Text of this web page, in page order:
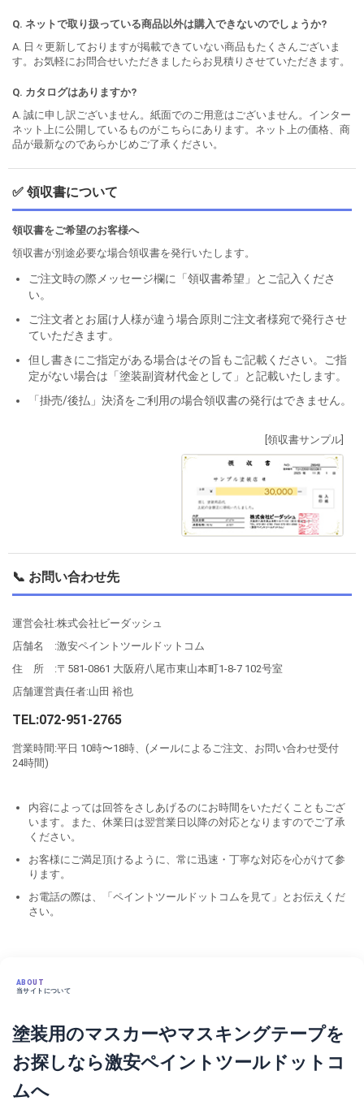
Q. ネットで取り扱っている商品以外は購入できないのでしょうか?
A. 日々更新しておりますが掲載できていない商品もたくさんございま
す。お気軽にお問合せいただきましたらお見積りさせていただきます。
Q. カタログはありますか?
A. 誠に申し訳ございません。紙面でのご用意はございません。インター
ネット上に公開しているものがこちらにあります。ネット上の価格、商
品が最新なのであらかじめご了承ください。
✅ 領収書について
領収書をご希望のお客様へ
領収書が別途必要な場合領収書を発行いたします。
ご注文時の際メッセージ欄に「領収書希望」とご記入くださ
い。
ご注文者とお届け人様が違う場合原則ご注文者様宛で発行させ
ていただきます。
但し書きにご指定がある場合はその旨もご記載ください。ご指
定がない場合は「塗装副資材代金として」と記載いたします。
「掛売/後払」決済をご利用の場合領収書の発行はできません。
[領収書サンプル]
📞 お問い合わせ先
運営会社:株式会社ビーダッシュ
店舗名 :激安ペイントツールドットコム
住 所 :〒581-0861 大阪府八尾市東山本町1-8-7 102号室
店舗運営責任者:山田 裕也
TEL:072-951-2765
営業時間:平日 10時〜18時、(メールによるご注文、お問い合わせ受付
24時間)
内容によっては回答をさしあげるのにお時間をいただくこともござ
います。また、休業日は翌営業日以降の対応となりますのでご了承
ください。
お客様にご満足頂けるように、常に迅速・丁寧な対応を心がけて参
ります。
お電話の際は、「ペイントツールドットコムを見て」とお伝えくだ
さい。
ABOUT
当サイトについて
塗装用のマスカーやマスキングテープを
お探しなら激安ペイントツールドットコ
ムへ